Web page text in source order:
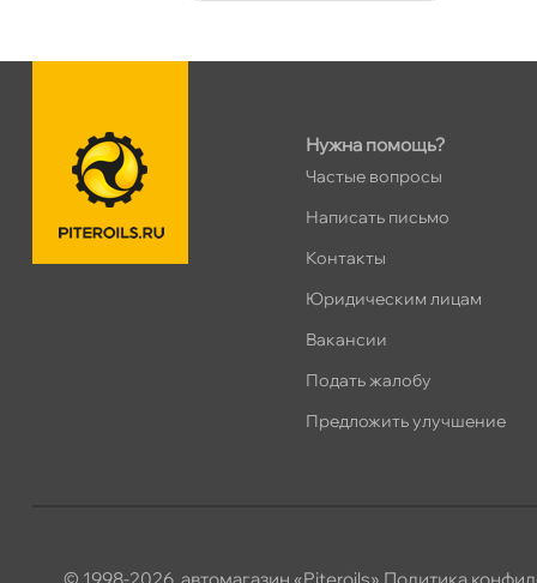
Хасанская 17к1 (Лента)
ПН–ВС
Сегодня, бесплатно
пр.Просвещения 72
Нужна помощь?
Частые вопросы
Написать письмо
Контакты
Юридическим лицам
акансии
Подать жалобу
Предложить улучшение